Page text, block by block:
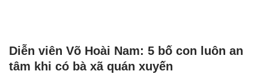
Diễn viên Võ Hoài Nam: 5 bố con luôn an
tâm khi có bà xã quán xuyến